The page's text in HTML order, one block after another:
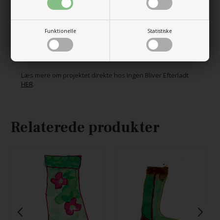
Funktionelle Statistiske
“Ingen Bliver Efterladt” er kernen i det hele: Et ønske om, at
er her længere.
Alle opskrifter er lavet ud fra tegninger de unge har lavet.
De går ikke op i, hvad man plejer at gøre; de har tegnet
strømper med fri fanatasi, glæde og kærlighed.
Læs mere om projektet direkte hos Ingen Bliver Efterladt
HER.
Relaterede produkter